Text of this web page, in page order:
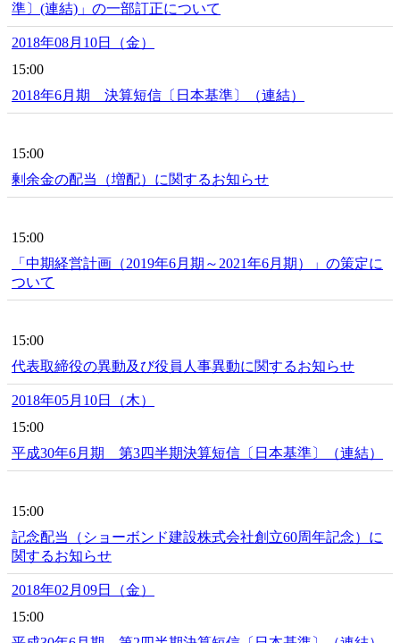
準〕(連結)」の一部訂正について
2018年08月10日（金）
15:00
2018年6月期 決算短信〔日本基準〕（連結）
15:00
剰余金の配当（増配）に関するお知らせ
15:00
「中期経営計画（2019年6月期～2021年6月期）」の策定に
ついて
15:00
代表取締役の異動及び役員人事異動に関するお知らせ
2018年05月10日（木）
15:00
平成30年6月期 第3四半期決算短信〔日本基準〕（連結）
15:00
記念配当（ショーボンド建設株式会社創立60周年記念）に
関するお知らせ
2018年02月09日（金）
15:00